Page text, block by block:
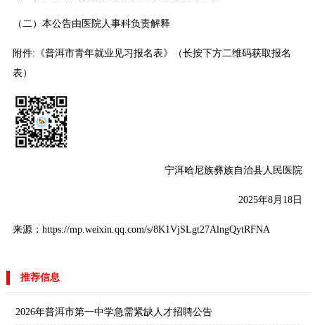
（二）本公告由医院人事科负责解释
附件:《普洱市青年就业见习报名表》（长按下方二维码获取报名
表）
宁洱哈尼族彝族自治县人民医院
2025年8月18日
来源：https://mp.weixin.qq.com/s/8K1VjSLgt27AlngQytRFNA
推荐信息
2026年普洱市第一中学急需紧缺人才招聘公告